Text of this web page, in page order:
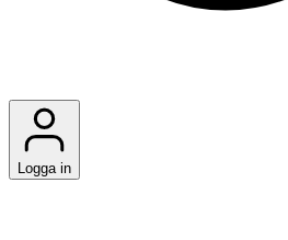
Logga in